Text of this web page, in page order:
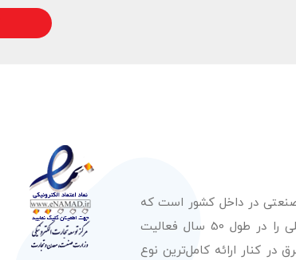
صنعتی در داخل کشور است که
عرضه با کیفیت‌ترین محصولات از معتبرترین برندهای شناخته شده بین‌المللی را در طول 50 سال فعالیت
در کنار ارائه کامل‌ترین نوع